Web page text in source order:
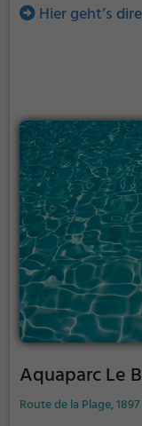
Hier geht’s
Aquaparc Le
Route de la Plage,